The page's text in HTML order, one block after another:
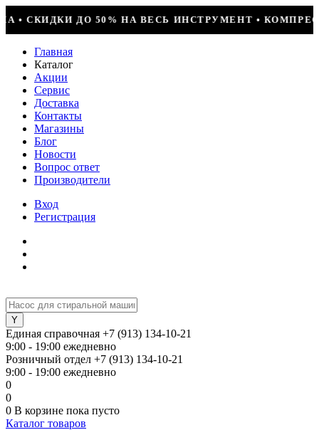
+ УСТАНОВКА = 29990Р • БОЛЬШОЕ ПОСТУПЛЕНИЕ
Главная
Каталог
Акции
Сервис
Доставка
Контакты
Магазины
Блог
Новости
Вопрос ответ
Производители
Вход
Регистрация
Единая справочная +7 (913) 134-10-21
9:00 - 19:00 ежедневно
Розничный отдел +7 (913) 134-10-21
9:00 - 19:00 ежедневно
0
0
0 В корзине пока пусто
Каталог товаров